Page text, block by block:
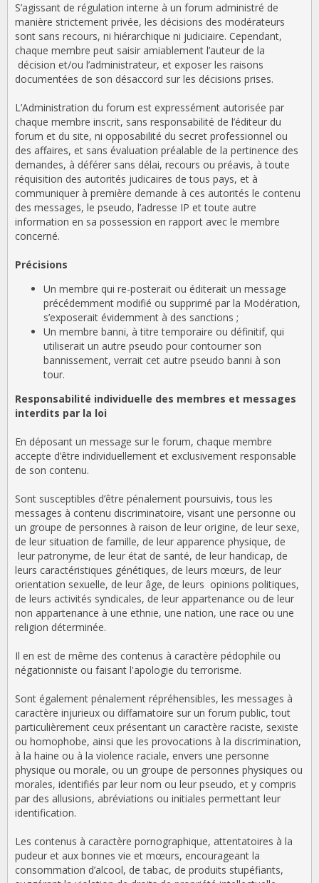
S’agissant de régulation interne à un forum administré de
manière strictement privée, les décisions des modérateurs
sont sans recours, ni hiérarchique ni judiciaire. Cependant,
chaque membre peut saisir amiablement l’auteur de la
décision et/ou l’administrateur, et exposer les raisons
documentées de son désaccord sur les décisions prises.
L’Administration du forum est expressément autorisée par
chaque membre inscrit, sans responsabilité de l’éditeur du
forum et du site, ni opposabilité du secret professionnel ou
des affaires, et sans évaluation préalable de la pertinence des
demandes, à déférer sans délai, recours ou préavis, à toute
réquisition des autorités judicaires de tous pays, et à
communiquer à première demande à ces autorités le contenu
des messages, le pseudo, l’adresse IP et toute autre
information en sa possession en rapport avec le membre
concerné.
Précisions
Un membre qui re-posterait ou éditerait un message
précédemment modifié ou supprimé par la Modération,
s’exposerait évidemment à des sanctions ;
Un membre banni, à titre temporaire ou définitif, qui
utiliserait un autre pseudo pour contourner son
bannissement, verrait cet autre pseudo banni à son
tour.
Responsabilité individuelle des membres et messages
interdits par la loi
En déposant un message sur le forum, chaque membre
accepte d’être individuellement et exclusivement responsable
de son contenu.
Sont susceptibles d’être pénalement poursuivis, tous les
messages à contenu discriminatoire, visant une personne ou
un groupe de personnes à raison de leur origine, de leur sexe,
de leur situation de famille, de leur apparence physique, de
leur patronyme, de leur état de santé, de leur handicap, de
leurs caractéristiques génétiques, de leurs mœurs, de leur
orientation sexuelle, de leur âge, de leurs opinions politiques,
de leurs activités syndicales, de leur appartenance ou de leur
non appartenance à une ethnie, une nation, une race ou une
religion déterminée.
Il en est de même des contenus à caractère pédophile ou
négationniste ou faisant l'apologie du terrorisme.
Sont également pénalement répréhensibles, les messages à
caractère injurieux ou diffamatoire sur un forum public, tout
particulièrement ceux présentant un caractère raciste, sexiste
ou homophobe, ainsi que les provocations à la discrimination,
à la haine ou à la violence raciale, envers une personne
physique ou morale, ou un groupe de personnes physiques ou
morales, identifiés par leur nom ou leur pseudo, et y compris
par des allusions, abréviations ou initiales permettant leur
identification.
Les contenus à caractère pornographique, attentatoires à la
pudeur et aux bonnes vie et mœurs, encourageant la
consommation d’alcool, de tabac, de produits stupéfiants,